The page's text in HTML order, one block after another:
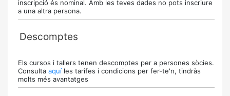
inscripció és nominal. Amb les teves dades no pots inscriure
a una altra persona.
Descomptes
Els cursos i tallers tenen descomptes per a persones sòcies.
Consulta aquí les tarifes i condicions per fer-te'n, tindràs
molts més avantatges